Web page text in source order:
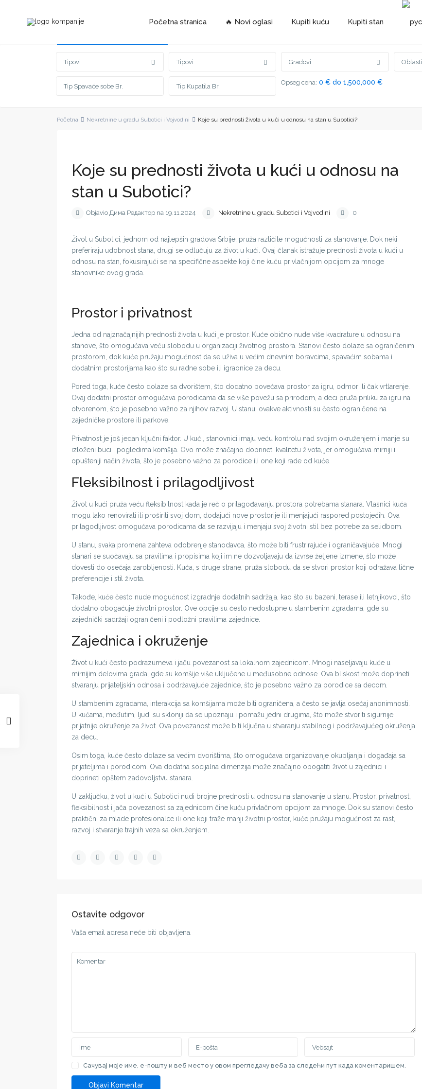
Početna stranica 🔥 Novi oglasi Kupiti kuću Kupiti stan
Tipovi Tipovi Gradovi Oblasti
Opseg cena: 0 € do 1,500,000 €
Početna Nekretnine u gradu Subotici i Vojvodini Koje su prednosti života u kući u odnosu na stan u Subotici?
Koje su prednosti života u kući u odnosu na
stan u Subotici?
Objavio Дима Редактор na 19.11.2024 Nekretnine u gradu Subotici i Vojvodini 0
Život u Subotici, jednom od najlepših gradova Srbije, pruža različite mogućnosti za stanovanje. Dok neki
preferiraju udobnost stana, drugi se odlučuju za život u kući. Ovaj članak istražuje prednosti života u kući u
odnosu na stan, fokusirajući se na specifične aspekte koji čine kuću privlačnijom opcijom za mnoge
stanovnike ovog grada.
Prostor i privatnost
Jedna od najznačajnijih prednosti života u kući je prostor. Kuće obično nude više kvadrature u odnosu na
stanove, što omogućava veću slobodu u organizaciji životnog prostora. Stanovi često dolaze sa ograničenim
prostorom, dok kuće pružaju mogućnost da se uživa u većim dnevnim boravcima, spavaćim sobama i
dodatnim prostorijama kao što su radne sobe ili igraonice za decu.
Pored toga, kuće često dolaze sa dvorištem, što dodatno povećava prostor za igru, odmor ili čak vrtlarenje.
Ovaj dodatni prostor omogućava porodicama da se više povežu sa prirodom, a deci pruža priliku za igru na
otvorenom, što je posebno važno za njihov razvoj. U stanu, ovakve aktivnosti su često ograničene na
zajedničke prostore ili parkove.
Privatnost je još jedan ključni faktor. U kući, stanovnici imaju veću kontrolu nad svojim okruženjem i manje su
izloženi buci i pogledima komšija. Ovo može značajno doprineti kvalitetu života, jer omogućava mirniji i
opušteniji način života, što je posebno važno za porodice ili one koji rade od kuće.
Fleksibilnost i prilagodljivost
Život u kući pruža veću fleksibilnost kada je reč o prilagođavanju prostora potrebama stanara. Vlasnici kuća
mogu lako renovirati ili proširiti svoj dom, dodajući nove prostorije ili menjajući raspored postojećih. Ova
prilagodljivost omogućava porodicama da se razvijaju i menjaju svoj životni stil bez potrebe za selidbom.
U stanu, svaka promena zahteva odobrenje stanodavca, što može biti frustrirajuće i ograničavajuće. Mnogi
stanari se suočavaju sa pravilima i propisima koji im ne dozvoljavaju da izvrše željene izmene, što može
dovesti do osećaja zarobljenosti. Kuća, s druge strane, pruža slobodu da se stvori prostor koji odražava lične
preferencije i stil života.
Takođe, kuće često nude mogućnost izgradnje dodatnih sadržaja, kao što su bazeni, terase ili letnjikovci, što
dodatno obogaćuje životni prostor. Ove opcije su često nedostupne u stambenim zgradama, gde su
zajednički sadržaji ograničeni i podložni pravilima zajednice.
Zajednica i okruženje
Život u kući često podrazumeva i jaču povezanost sa lokalnom zajednicom. Mnogi naseljavaju kuće u
mirnijim delovima grada, gde su komšije više uključene u međusobne odnose. Ova bliskost može doprineti
stvaranju prijateljskih odnosa i podržavajuće zajednice, što je posebno važno za porodice sa decom.
U stambenim zgradama, interakcija sa komšijama može biti ograničena, a često se javlja osećaj anonimnosti.
U kućama, međutim, ljudi su skloniji da se upoznaju i pomažu jedni drugima, što može stvoriti sigurnije i
prijatnije okruženje za život. Ova povezanost može biti ključna u stvaranju stabilnog i podržavajućeg okruženja
za decu.
Osim toga, kuće često dolaze sa većim dvorištima, što omogućava organizovanje okupljanja i događaja sa
prijateljima i porodicom. Ova dodatna socijalna dimenzija može značajno obogatiti život u zajednici i
doprineti opštem zadovoljstvu stanara.
U zaključku, život u kući u Subotici nudi brojne prednosti u odnosu na stanovanje u stanu. Prostor, privatnost,
fleksibilnost i jača povezanost sa zajednicom čine kuću privlačnom opcijom za mnoge. Dok su stanovi često
praktični za mlade profesionalce ili one koji traže manji životni prostor, kuće pružaju mogućnost za rast,
razvoj i stvaranje trajnih veza sa okruženjem.
Ostavite odgovor
Vaša email adresa neće biti objavljena.
Сачувај моје име, е-пошту и веб место у овом прегледачу веба за следећи пут када коментаришем.